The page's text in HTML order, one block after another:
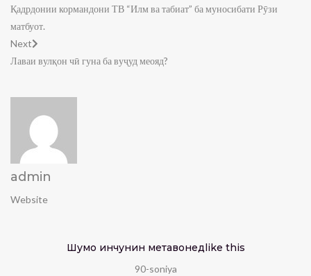
Қадрдонии кормандони ТВ “Илм ва табиат” ба муносибати Рӯзи
матбуот.
Next
Лаваи вулқон чӣ гуна ба вуҷуд меояд?
admin
Website
Шумо инчунин метавонед like this
90-soniya